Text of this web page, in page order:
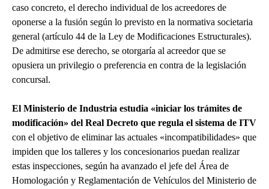
caso concreto, el derecho individual de los acreedores de
oponerse a la fusión según lo previsto en la normativa societaria
general (artículo 44 de la Ley de Modificaciones Estructurales).
De admitirse ese derecho, se otorgaría al acreedor que se
opusiera un privilegio o preferencia en contra de la legislación
concursal.
El Ministerio de Industria estudia «iniciar los trámites de
modificación» del Real Decreto que regula el sistema de ITV
con el objetivo de eliminar las actuales «incompatibilidades» que
impiden que los talleres y los concesionarios puedan realizar
estas inspecciones, según ha avanzado el jefe del Área de
Homologación y Reglamentación de Vehículos del Ministerio de